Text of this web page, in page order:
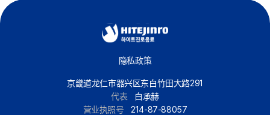
隐私政策
京畿道龙仁市器兴区东白竹田大路291
代表
白承赫
营业执照号
214-87-88057